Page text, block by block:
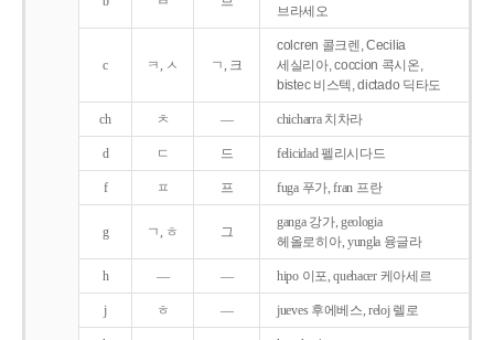
브라세오
c ㅋ, ㅅ ㄱ, 크
colcren 콜크렌, Cecilia
세실리아, coccion 콕시온,
bistec 비스텍, dictado 딕타도
ch ㅊ ― chicharra 치차라
d ㄷ 드 felicidad 펠리시다드
f ㅍ 프 fuga 푸가, fran 프란
g ㄱ, ㅎ 그
ganga 강가, geologia
헤올로히아, yungla 융글라
h ― ― hipo 이포, quehacer 케아세르
j ㅎ ― jueves 후에베스, reloj 렐로